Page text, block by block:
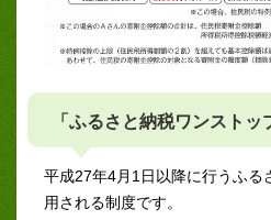
「ふるさと納税ワンスト
平成27年4月1日以降に行うふる
用される制度です。